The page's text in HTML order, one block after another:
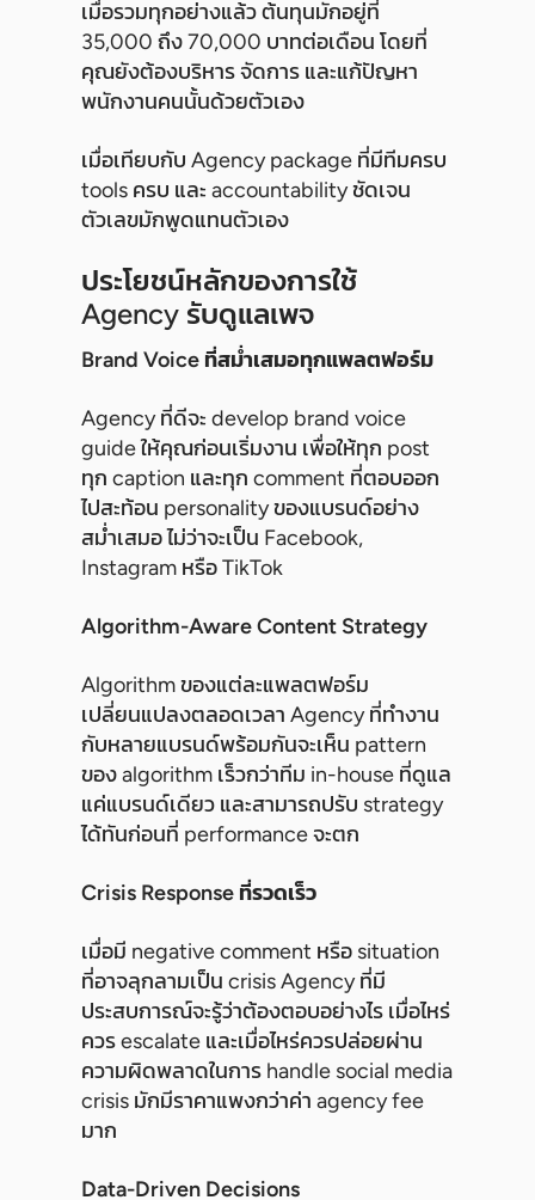
เมื่อรวมทุกอย่างแล้ว ต้นทุนมักอยู่ที่
35,000 ถึง 70,000 บาทต่อเดือน โดยที่
คุณยังต้องบริหาร จัดการ และแก้ปัญหา
พนักงานคนนั้นด้วยตัวเอง
เมื่อเทียบกับ Agency package ที่มีทีมครบ
tools ครบ และ accountability ชัดเจน
ตัวเลขมักพูดแทนตัวเอง
ประโยชน์หลักของการใช้
Agency รับดูแลเพจ
Brand Voice ที่สม่ำเสมอทุกแพลตฟอร์ม
Agency ที่ดีจะ develop brand voice
guide ให้คุณก่อนเริ่มงาน เพื่อให้ทุก post
ทุก caption และทุก comment ที่ตอบออก
ไปสะท้อน personality ของแบรนด์อย่าง
สม่ำเสมอ ไม่ว่าจะเป็น Facebook,
Instagram หรือ TikTok
Algorithm-Aware Content Strategy
Algorithm ของแต่ละแพลตฟอร์ม
เปลี่ยนแปลงตลอดเวลา Agency ที่ทำงาน
กับหลายแบรนด์พร้อมกันจะเห็น pattern
ของ algorithm เร็วกว่าทีม in-house ที่ดูแล
แค่แบรนด์เดียว และสามารถปรับ strategy
ได้ทันก่อนที่ performance จะตก
Crisis Response ที่รวดเร็ว
เมื่อมี negative comment หรือ situation
ที่อาจลุกลามเป็น crisis Agency ที่มี
ประสบการณ์จะรู้ว่าต้องตอบอย่างไร เมื่อไหร่
ควร escalate และเมื่อไหร่ควรปล่อยผ่าน
ความผิดพลาดในการ handle social media
crisis มักมีราคาแพงกว่าค่า agency fee
มาก
Data-Driven Decisions